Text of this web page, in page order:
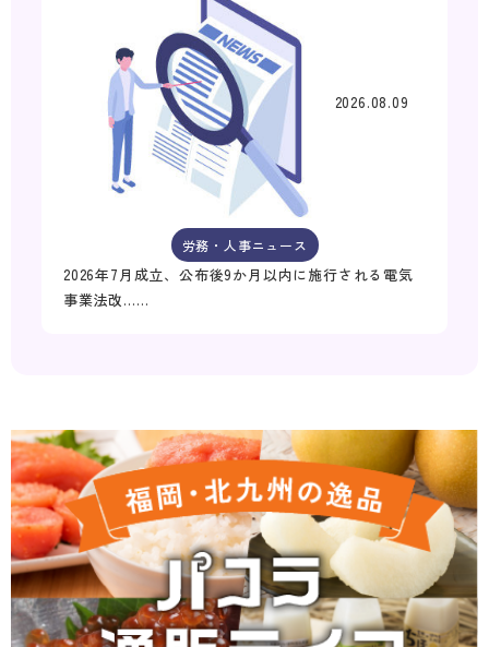
2026.08.09
労務・人事ニュース
2026年7月成立、公布後9か月以内に施行される電気
事業法改……